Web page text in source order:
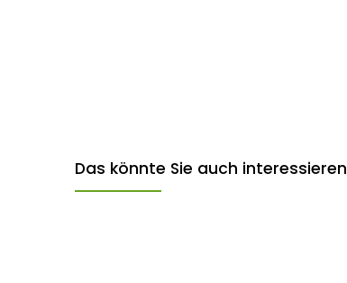
Das könnte Sie auch interessieren